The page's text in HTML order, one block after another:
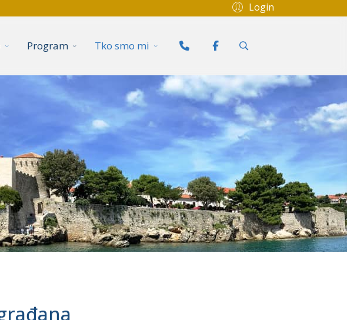
Login
Program Tko smo mi